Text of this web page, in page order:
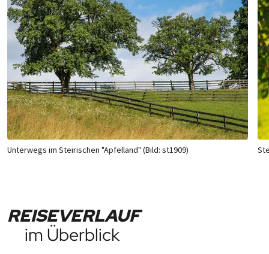
Unterwegs im Steirischen "Apfelland" (Bild: st1909)
REISEVERLAUF
im Überblick